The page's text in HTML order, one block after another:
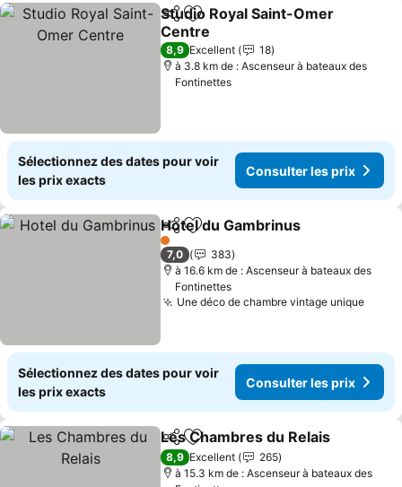
PartagerAjouter à mes favoris
Studio Royal Saint-Omer
Centre
8,9 Excellent
18
à 3.8 km de : Ascenseur à bateaux des
Fontinettes
Sélectionnez des dates pour voir
les prix exacts
Consulter les prix
PartagerAjouter à mes favoris
Hotel du Gambrinus
1 Étoiles
7,0
383
à 16.6 km de : Ascenseur à bateaux des
Fontinettes
Une déco de chambre vintage unique
Sélectionnez des dates pour voir
les prix exacts
Consulter les prix
PartagerAjouter à mes favoris
Les Chambres du Relais
8,9 Excellent
265
à 15.3 km de : Ascenseur à bateaux des